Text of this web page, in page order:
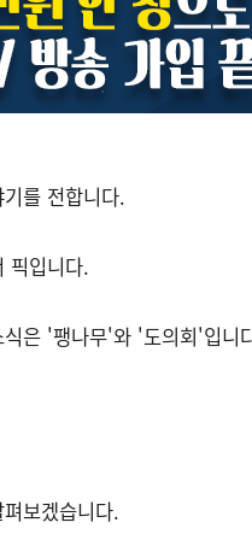
를 전합니다.
픽입니다.
식은 '팽나무'와 '도의회'입니
보겠습니다.